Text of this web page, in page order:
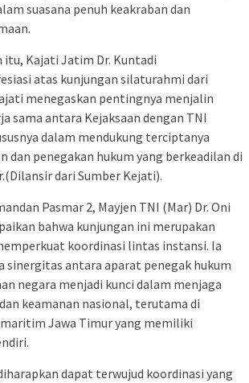
suasana penuh keakraban dan
itu, Kajati Jatim Dr. Kuntadi
atas kunjungan silaturahmi dari
menegaskan pentingnya menjalin
sama antara Kejaksaan dengan TNI
dalam mendukung terciptanya
dan penegakan hukum yang berkeadilan di
dari Sumber Kejati).
Pasmar 2, Mayjen TNI (Mar) Dr. Oni
bahwa kunjungan ini merupakan
koordinasi lintas instansi. Ia
sinergitas antara aparat penegak hukum
negara menjadi kunci dalam menjaga
keamanan nasional, terutama di
Jawa Timur yang memiliki
dapat terwujud koordinasi yang